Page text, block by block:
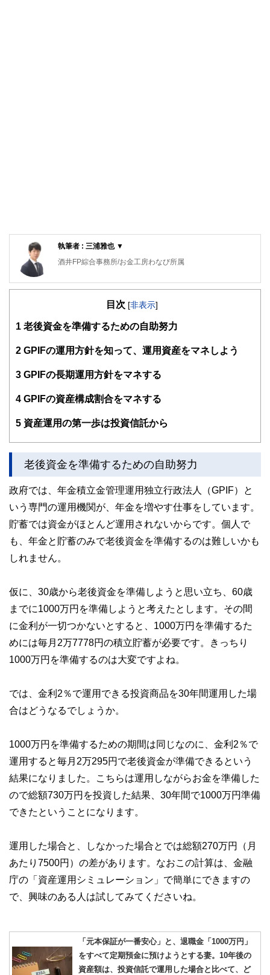
執筆者 : 三浦雅也 ▼
酒井FP綜合事務所/お金工房わなび所属
2級FP技能士、AFP（日本FP協会認定）
に、“手帳”を使った人生設計の方法や、知っててよかったお
http://www.fp-sakai.com
目次 [非表示]
1 老後資金を準備するための自助努力
2 GPIFの運用方針を知って、運用資産をマネしよう
3 GPIFの長期運用方針をマネする
4 GPIFの資産構成割合をマネする
5 資産運用の第一歩は投資信託から
老後資金を準備するための自助努力
政府では、年金積立金管理運用独立行政法人（GPIF）と
いう専門の運用機関が、年金を増やす仕事をしています。
貯蓄では資金がほとんど運用されないからです。個人で
も、年金と貯蓄のみで老後資金を準備するのは難しいかも
しれません。
仮に、30歳から老後資金を準備しようと思い立ち、60歳
までに1000万円を準備しようと考えたとします。その間
に金利が一切つかないとすると、1000万円を準備するた
めには毎月2万7778円の積立貯蓄が必要です。きっちり
1000万円を準備するのは大変ですよね。
では、金利2％で運用できる投資商品を30年間運用した場
合はどうなるでしょうか。
1000万円を準備するための期間は同じなのに、金利2％で
運用すると毎月2万295円で老後資金が準備できるという
結果になりました。こちらは運用しながらお金を準備した
ので総額730万円を投資した結果、30年間で1000万円準備
できたということになります。
運用した場合と、しなかった場合とでは総額270万円（月
あたり7500円）の差があります。なおこの計算は、金融
庁の「資産運用シミュレーション」で簡単にできますの
で、興味のある人は試してみてくださいね。
「元本保証が一番安心」と、退職金「1000万円」
をすべて定期預金に預けようとする妻。10年後の
資産額は、投資信託で運用した場合と比べて、ど